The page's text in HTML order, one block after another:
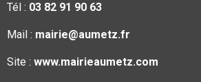
Tél : 03 82 91 90 63
Mail : mairie@aumetz.fr
Site : www.mairieaumetz.com